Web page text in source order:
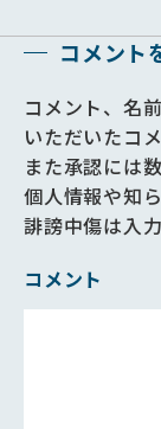
コメント
コメント、名
いただいたコ
また承認には
個人情報や知
誹謗中傷は入
コメント